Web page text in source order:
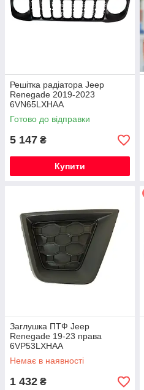
Решітка радіатора Jeep
Renegade 2019-2023
6VN65LXHAA
Готово до відправки
5 147 ₴
Купити
Заглушка ПТФ Jeep
Renegade 19-23 права
6VP53LXHAA
Немає в наявності
1 432 ₴